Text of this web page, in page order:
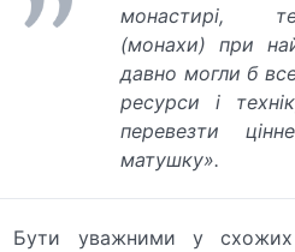
монастирі,
(монахи) при
давно могли б
ресурси і
перевезти
матушку».
Бути уважними у схожих